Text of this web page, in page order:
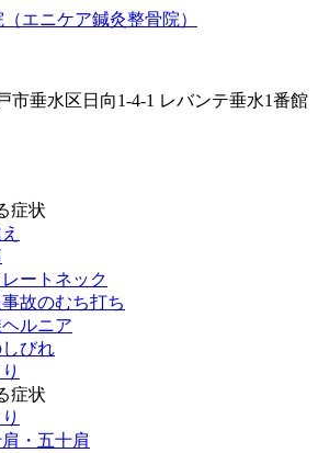
市垂水区日向1-4-1 レバンテ垂水1番館
症状
ートネック
故のむち打ち
ルニア
びれ
症状
肩・五十肩